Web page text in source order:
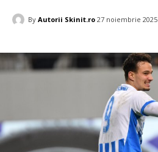
By Autorii Skinit.ro 27 noiembrie 2025